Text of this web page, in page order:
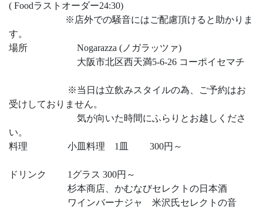
( Foodラストオーダー24:30)
※店外での騒音にはご配慮頂けると助かりま
す。
場所 Nogarazza (ノガラッツァ)
大阪市北区西天満5-6-26 コーポイセマチ
※当日は立飲みスタイルの為、ご予約はお
受けしておりません。
気が向いた時間にふらりとお越しくださ
い。
料理 小皿料理 1皿 300円～
ドリンク 1グラス 300円～
杉本商店、かむなびセレクトの日本酒
ワインバーナジャ 米沢氏セレクトの音